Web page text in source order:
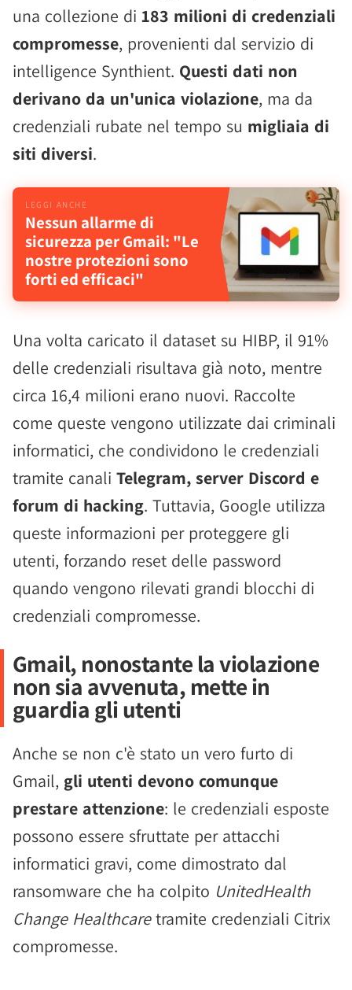
una collezione di 183 milioni di credenziali
compromesse, provenienti dal servizio di
intelligence Synthient. Questi dati non
derivano da un'unica violazione, ma da
credenziali rubate nel tempo su migliaia di
siti diversi.
Nessun allarme di
sicurezza per Gmail: "Le
nostre protezioni sono
forti ed efficaci"
Una volta caricato il dataset su HIBP, il 91%
delle credenziali risultava già noto, mentre
circa 16,4 milioni erano nuovi. Raccolte
come queste vengono utilizzate dai criminali
informatici, che condividono le credenziali
tramite canali Telegram, server Discord e
forum di hacking. Tuttavia, Google utilizza
queste informazioni per proteggere gli
utenti, forzando reset delle password
quando vengono rilevati grandi blocchi di
credenziali compromesse.
Gmail, nonostante la violazione
non sia avvenuta, mette in
guardia gli utenti
Anche se non c'è stato un vero furto di
Gmail, gli utenti devono comunque
prestare attenzione: le credenziali esposte
possono essere sfruttate per attacchi
informatici gravi, come dimostrato dal
ransomware che ha colpito UnitedHealth
Change Healthcaretramite credenziali Citrix
compromesse.